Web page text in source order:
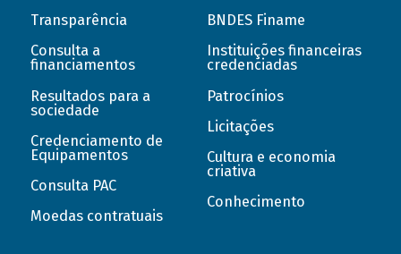
Transparência
Consulta a
financiamentos
Resultados para a
sociedade
Credenciamento de
Equipamentos
Consulta PAC
Moedas contratuais
BNDES Finame
Instituições financeiras
credenciadas
Patrocínios
Licitações
Cultura e economia
criativa
Conhecimento